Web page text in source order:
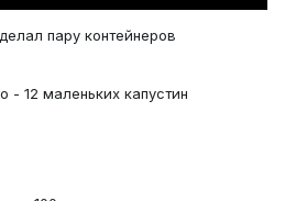
пару контейнеров
- 12 маленьких капустин